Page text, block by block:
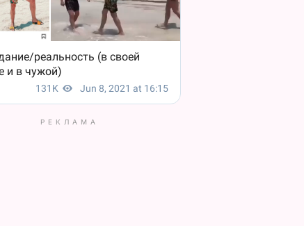
РЕКЛАМА